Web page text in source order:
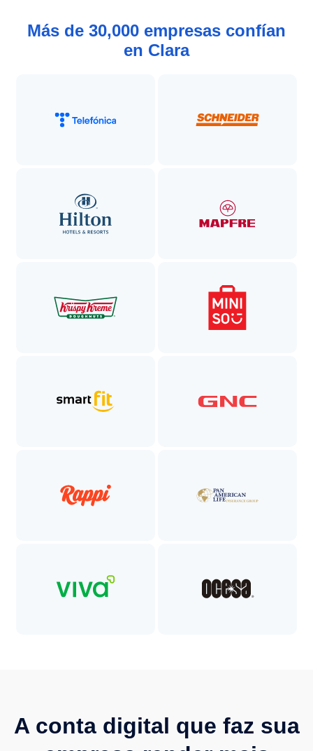
Más de 30,000 empresas confían
en Clara
A conta digital que faz sua